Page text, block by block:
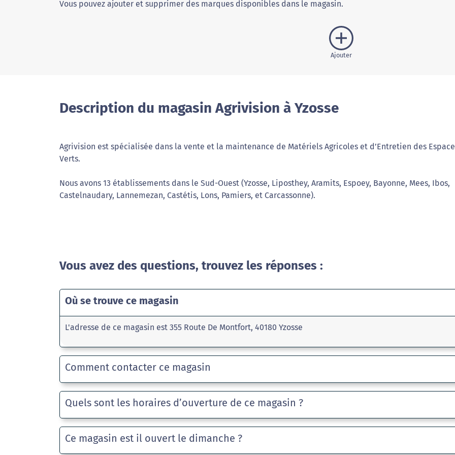
Vous pouvez ajouter et supprimer des marques disponibles dans le magasin.
Ajouter
Description du magasin Agrivision à Yzosse
Agrivision est spécialisée dans la vente et la maintenance de Matériels Agricoles et d’Entretien des
Verts.
Nous avons 13 établissements dans le Sud-Ouest (Yzosse, Liposthey, Aramits, Espoey, Bayonne, Mees, Ibos,
Castelnaudary, Lannemezan, Castétis, Lons, Pamiers, et Carcassonne).
Vous avez des questions, trouvez les réponses :
Où se trouve ce magasin
L'adresse de ce magasin est 355 Route De Montfort, 40180 Yzosse
Comment contacter ce magasin
Quels sont les horaires d’ouverture de ce magasin ?
Ce magasin est il ouvert le dimanche ?